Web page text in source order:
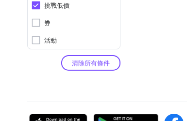
挑戰低價
券
活動
清除所有條件